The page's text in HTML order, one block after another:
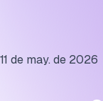
11 de may. de 2026
de datos